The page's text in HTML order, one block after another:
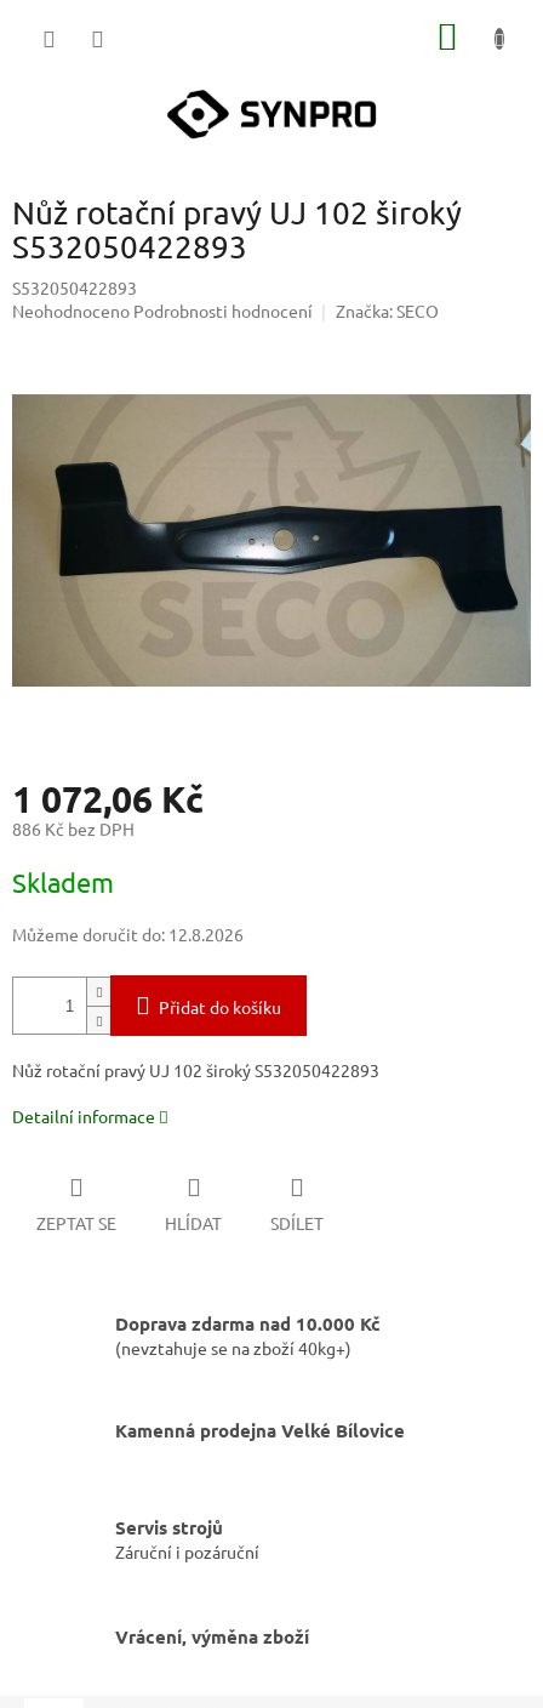
Nůž rotační pravý UJ 102 široký
S532050422893
S532050422893
Průměrné
hvězdiček.
Neohodnoceno Podrobnosti hodnocení Značka:SECO
1 072,06 Kč
886 Kč bez DPH
cena:
Skladem
Můžeme doručit do: 12.8.2026
Přidat do košíku
Nůž rotační pravý UJ 102 široký S532050422893
Detailní informace
ZEPTAT SE HLÍDAT SDÍLET
Doprava zdarma nad 10.000 Kč
(nevztahuje se na zboží 40kg+)
Kamenná prodejna Velké Bílovice
Servis strojů
Záruční i pozáruční
Vrácení, výměna zboží